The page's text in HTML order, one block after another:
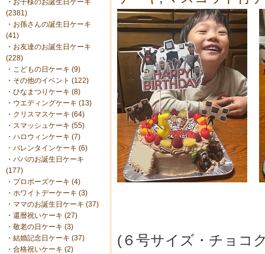
・ お子様のお誕生日ケーキ
(2381)
・ お孫さんの誕生日ケーキ
(41)
・ お友達のお誕生日ケーキ
(228)
・ こどもの日ケーキ (9)
・ その他のイベント (122)
・ ひなまつりケーキ (8)
・ ウエディングケーキ (13)
・ クリスマスケーキ (64)
・ スマッシュケーキ (55)
・ ハロウィンケーキ (7)
・ バレンタインケーキ (6)
・ パパのお誕生日ケーキ
(177)
・ プロポーズケーキ (4)
・ ホワイトデーケーキ (3)
・ ママのお誕生日ケーキ (37)
・ 還暦祝いケーキ (27)
・ 敬老の日ケーキ (3)
・ 結婚記念日ケーキ (37)
・ 合格祝いケーキ (2)
(６号サイズ・チョコ